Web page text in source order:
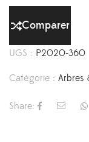
Comparer
UGS : P2020-360
Catégorie : Arbres
Share: